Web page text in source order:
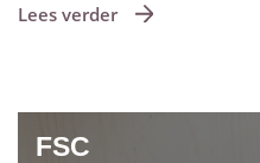
Lees verder
FSC